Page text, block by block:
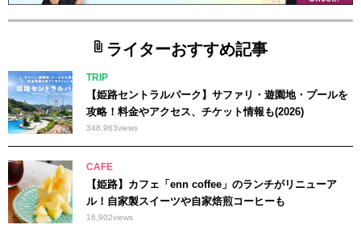
ライターおすすめ記事
TRIP
【姫路セントラルパーク】サファリ・遊園地・プールを
攻略！料金やアクセス、チケット情報も(2026)
348,963views
CAFE
【姫路】カフェ「enn coffee」のランチがリニューア
ル！自家製スイーツや自家焙煎コーヒーも
16,902views